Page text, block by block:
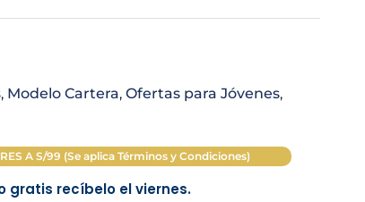
, Modelo Cartera, Ofertas para Jóvenes,
A S/99 (Se aplica Términos y Condiciones)
gratis recíbelo el viernes.